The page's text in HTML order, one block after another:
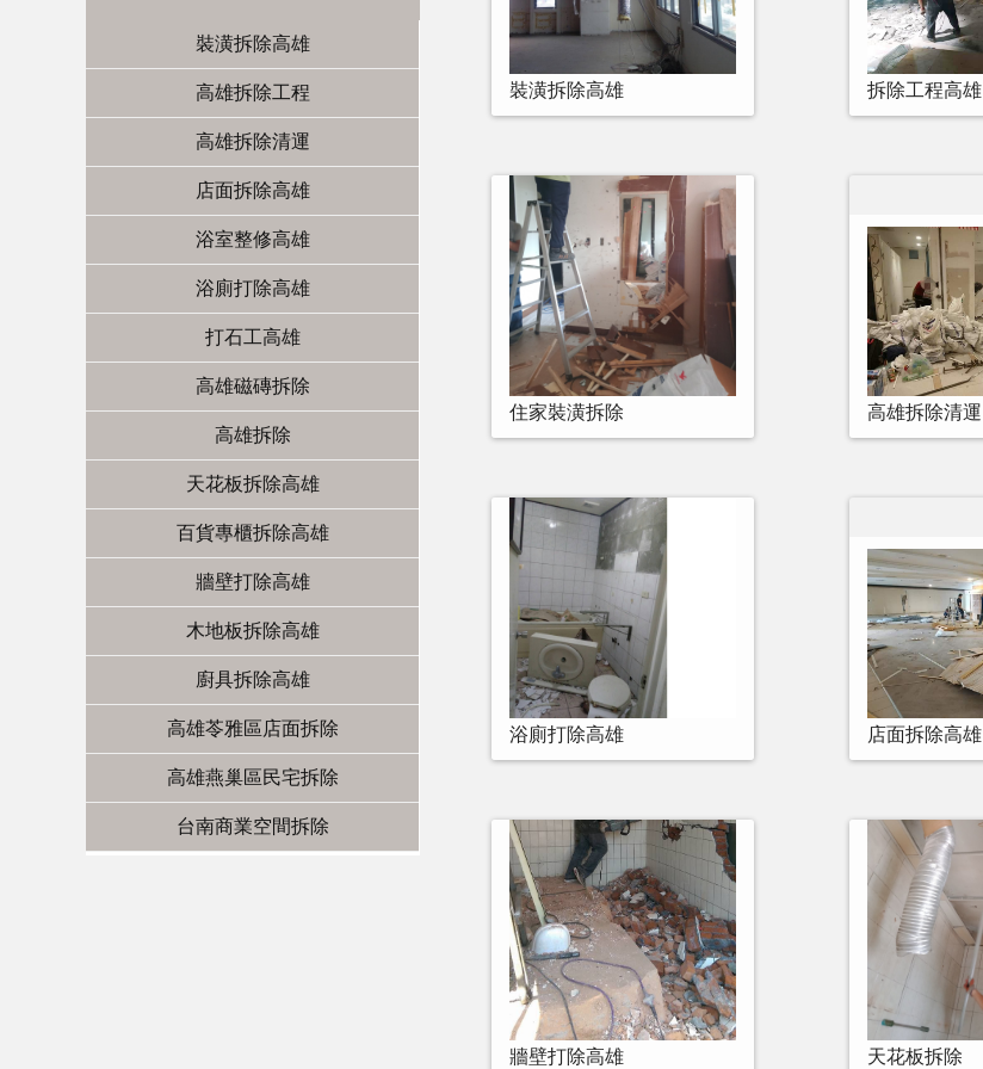
裝潢拆除高雄
高雄拆除工程
高雄拆除清運
店面拆除高雄
浴室整修高雄
浴廁打除高雄
打石工高雄
高雄磁磚拆除
高雄拆除
天花板拆除高雄
百貨專櫃拆除高雄
牆壁打除高雄
木地板拆除高雄
廚具拆除高雄
高雄苓雅區店面拆除
高雄燕巢區民宅拆除
台南商業空間拆除
裝潢拆除高雄 拆除工程高雄
住家裝潢拆除 高雄拆除清運
浴廁打除高雄 店面拆除高雄
牆壁打除高雄 天花板拆除